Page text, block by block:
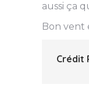
aussi ça
Bon vent
Crédit